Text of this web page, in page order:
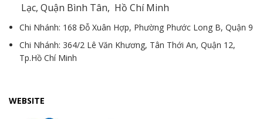
Lạc, Quận Bình Tân, Hồ Chí Minh
Chi Nhánh: 168 Đỗ Xuân Hợp, Phường Phước Long B, Quận 9
Chi Nhánh: 364/2 Lê Văn Khương, Tân Thới An, Quận 12,
Tp.Hồ Chí Minh
WEBSITE